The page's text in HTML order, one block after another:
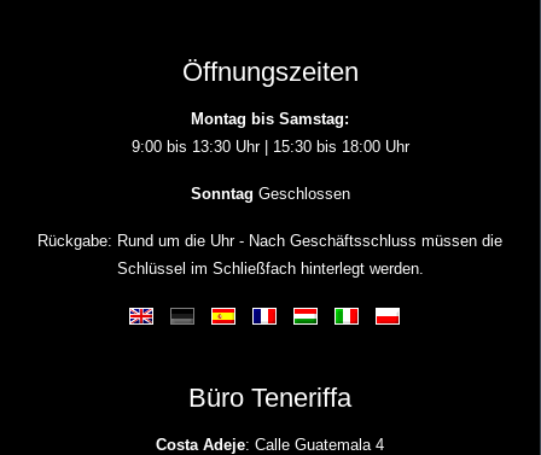
Öffnungszeiten
Montag bis Samstag:
9:00 bis 13:30 Uhr | 15:30 bis 18:00 Uhr
Sonntag Geschlossen
Rückgabe: Rund um die Uhr - Nach Geschäftsschluss müssen die
Schlüssel im Schließfach hinterlegt werden.
Büro Teneriffa
Costa Adeje: Calle Guatemala 4